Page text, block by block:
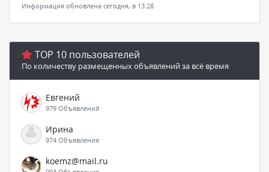
Информация обновлена сегодня, в 13:28
TOP 10 пользователей
По количеству размещенных объявлений за всё время
Евгений
979 Объявлений
Ирина
974 Объявления
koemz@mail.ru